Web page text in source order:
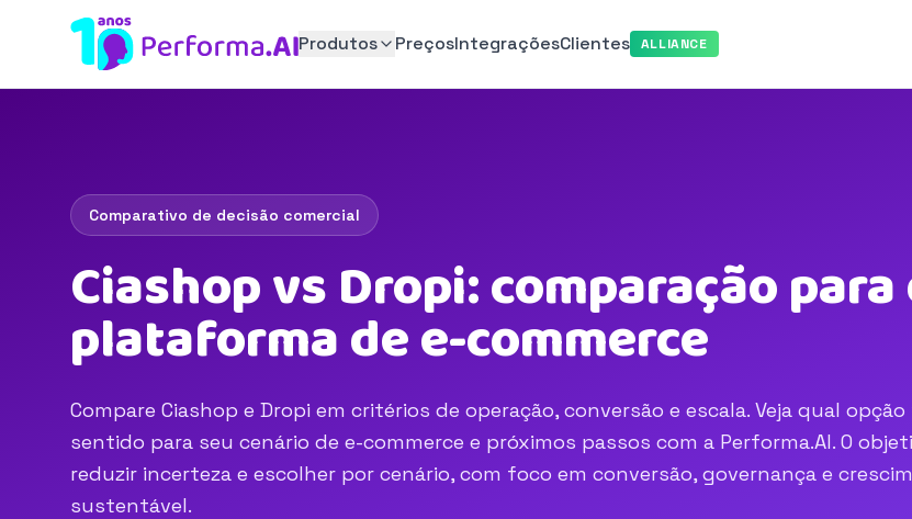
Produtos PreçosIntegraçõesClientes ALLIANCE
Comparativo de decisão comercial
Ciashop vs Dropi: comparação
plataforma de e-commerce
Compare Ciashop e Dropi em critérios de operação, conversão e escala. Veja qual
sentido para seu cenário de e-commerce e próximos passos com a Performa.AI. O
reduzir incerteza e escolher por cenário, com foco em conversão, governança e
sustentável.